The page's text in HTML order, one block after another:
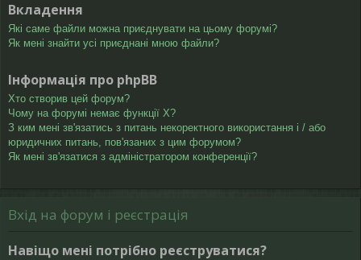
Вкладення
Які саме файли можна приєднувати на цьому форумі?
Як мені знайти усі приєднані мною файли?
Інформація про phpBB
Хто створив цей форум?
Чому на форумі немає функції X?
З ким мені зв'язатись з питань некоректного використання і / або
юридичних питань, пов'язаних з цим форумом?
Як мені зв'язатися з адміністратором конференції?
Вхід на форум і реєстрація
Навіщо мені потрібно реєструватися?